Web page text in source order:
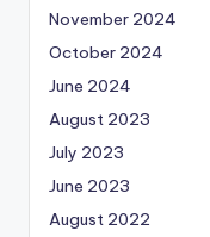
November 2024
October 2024
June 2024
August 2023
July 2023
June 2023
August 2022